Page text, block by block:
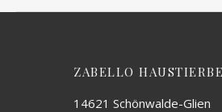
ZABELLO
14621 Schönwalde-Glien